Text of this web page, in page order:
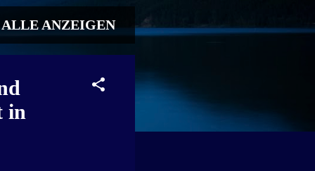
ALLE ANZEIGEN
in